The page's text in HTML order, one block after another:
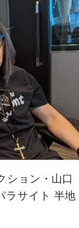
ション・山口
ラサイト 半地